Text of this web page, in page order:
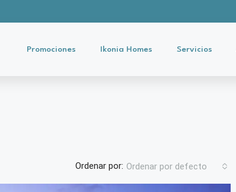
Promociones Ikonia Homes Servicios
Ordenar por: Ordenar por defecto